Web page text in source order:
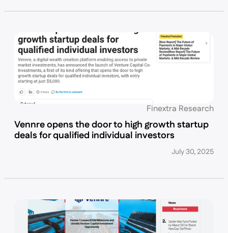
Finextra Research
Vennre opens the door to high growth startup
deals for qualified individual investors
July 30, 2025